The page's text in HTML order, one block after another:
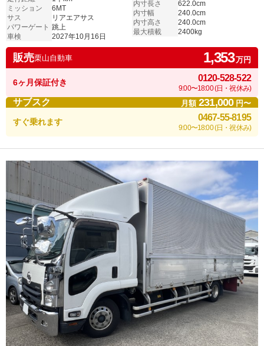
ミッション
6MT
サス
リアエアサス
パワーゲート 跳上
車検
2027年10月16日
内寸長さ
622.0cm
内寸幅
240.0cm
内寸高さ
240.0cm
最大積載
2400kg
販売栗山自動車 1,353万円
6ヶ月保証付き 0120-528-522
9:00〜18:00 (日・祝休み)
サブスク 月額231,000円〜
すぐ乗れます 0467-55-8195
9:00〜18:00 (日・祝休み)